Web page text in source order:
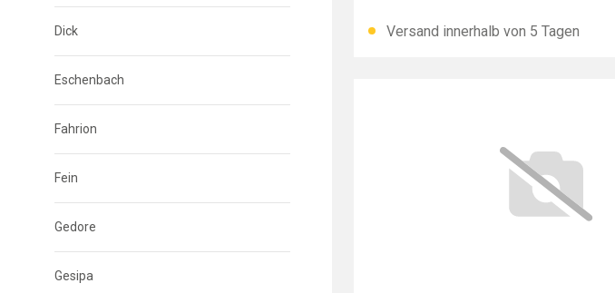
Dick
Eschenbach
Fahrion
Fein
Gedore
Gesipa
Versand innerhalb von 5 Tagen